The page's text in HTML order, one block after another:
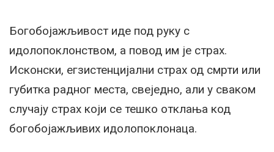
Богобојажљивост иде под руку с
идолопоклонством, а повод им је страх.
Исконски, егзистенцијални страх од смрти или
губитка радног места, свеједно, али у сваком
случају страх који се тешко отклања код
богобојажљивих идолопоклонаца.